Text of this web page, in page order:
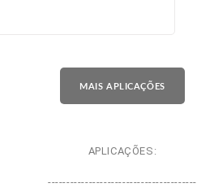
MAIS APLICAÇÕES
APLICAÇÕES:
----------------------------------------